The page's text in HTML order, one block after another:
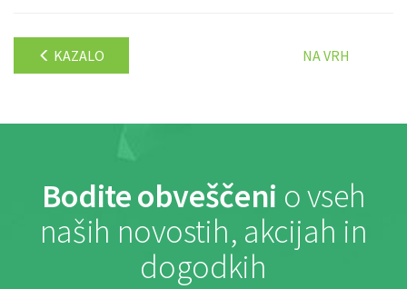
KAZALO NA VRH
Bodite obveščeni o vseh
naših novostih, akcijah in
dogodkih